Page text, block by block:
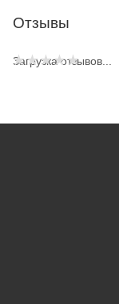
Отзывы
Загрузка отзывов...